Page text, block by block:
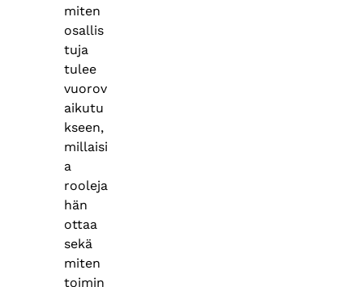
miten
osallis
tuja
tulee
vuorov
aikutu
kseen,
millaisi
a
rooleja
hän
ottaa
sekä
miten
toimin